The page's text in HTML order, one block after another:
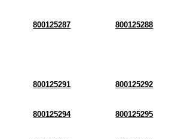
800125287 800125288
800125291 800125292
800125294 800125295